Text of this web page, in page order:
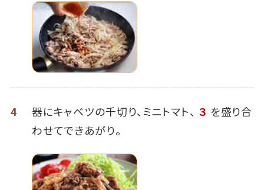
4 器にキャベツの千切り、ミニトマト、 ３ を盛り合
わせてできあがり。